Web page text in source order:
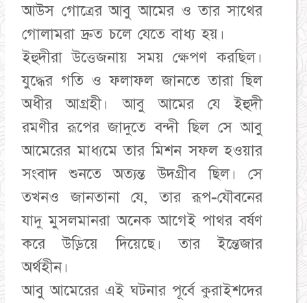
আউস গোত্রের আবু আমের ও তার সাথের
গোলামরা দ্রুত চলে যেতে বাধ্য হয়।
ইহুদীরা উত্তেজনায় সময় ক্ষেপণ করছিল।
যুদ্ধের গতি ও ফলাফল জানতে তারা ছিল
অধীর আগ্রহী। আবু আমের যে ইহুদী
রমণীর রূপের জাদুতে বন্দী ছিল সে আবু
আমেরের মাধ্যমে তার মিশন সফল হওয়ার
সংবাদ শুনতে অত্যন্ত উদগ্রীব ছিল। সে
তখনও জানতানা যে, তার রূপ-যৌবনের
যাদু মুসলমানরা অনেক আগেই পাথর বর্ষণ
করে উড়িয়ে দিয়েছে। তার ইন্তেজার
অর্থহীন।
আবু আমেরের এই ঘটনার পূর্বে কুরাইশদের